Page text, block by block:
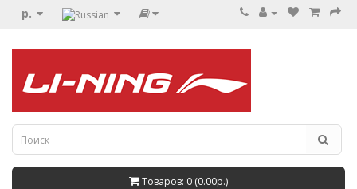
р.
Товаров: 0 (0.00р.)